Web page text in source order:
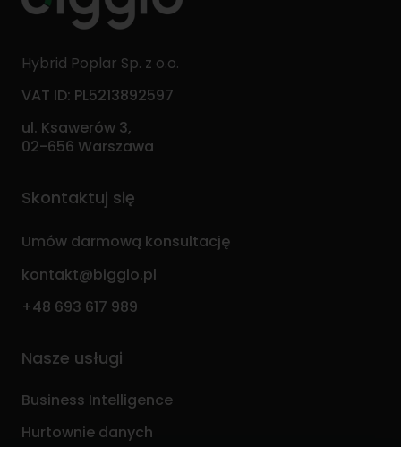
Hybrid Poplar Sp. z o.o.
VAT ID: PL5213892597
ul. Ksawerów 3,
02-656 Warszawa
Skontaktuj się
Umów darmową konsultację
kontakt@bigglo.pl
+48 693 617 989
Nasze usługi
Business Intelligence
Hurtownie danych